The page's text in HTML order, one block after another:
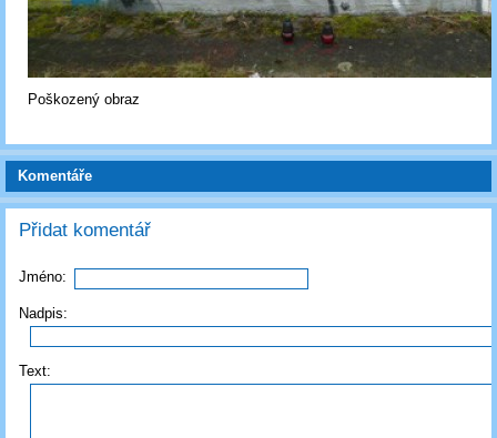
Poškozený obraz
Komentáře
Přidat komentář
Jméno:
Nadpis:
Text: